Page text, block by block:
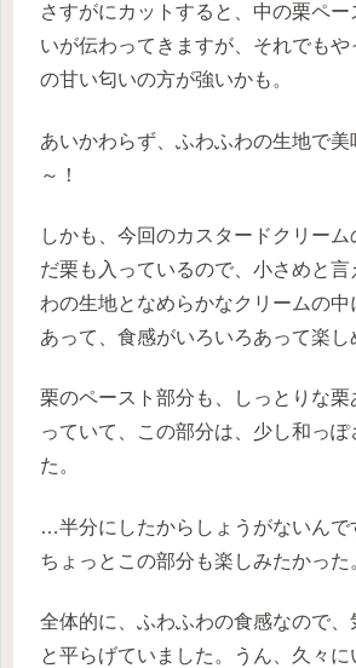
さすがにカットすると、中の栗ペ
いが伝わってきますが、それでも
の甘い匂いの方が強いかも。
あいかわらず、ふわふわの生地で美
～！
しかも、今回のカスタードクリー
だ栗も入っているので、小さめと言
わの生地となめらかなクリームの中
あって、食感がいろいろあって楽し
栗のペースト部分も、しっとりな栗
っていて、この部分は、少し和っぽ
た。
…半分にしたからしょうがないんで
ちょっとこの部分も楽しみたかった
全体的に、ふわふわの食感なので、
と平らげていました。うん、久々